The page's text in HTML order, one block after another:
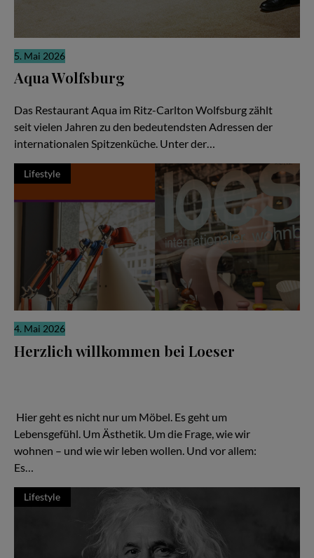
5. Mai 2026
Aqua Wolfsburg
Das Restaurant Aqua im Ritz-Carlton Wolfsburg zählt
seit vielen Jahren zu den bedeutendsten Adressen der
internationalen Spitzenküche. Unter der…
Lifestyle
4. Mai 2026
Herzlich willkommen bei Loeser
Hier geht es nicht nur um Möbel. Es geht um
Lebensgefühl. Um Ästhetik. Um die Frage, wie wir
wohnen – und wie wir leben wollen. Und vor allem:
Es…
Lifestyle